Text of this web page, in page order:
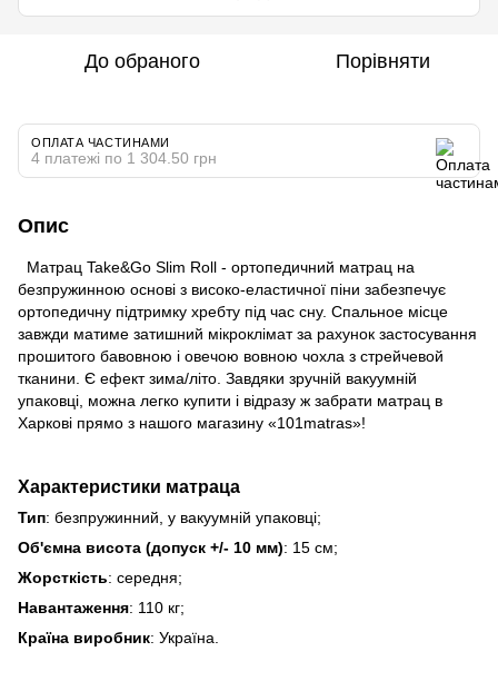
До обраного Порівняти
ОПЛАТА ЧАСТИНАМИ
4 платежі по 1 304.50 грн
Опис
Матрац Take&Go Slim Roll - ортопедичний матрац на
безпружинною основі з високо-еластичної піни забезпечує
ортопедичну підтримку хребту під час сну. Cпальное місце
завжди матиме затишний мікроклімат за рахунок застосування
прошитого бавовною і овечою вовною чохла з стрейчевой
тканини. Є ефект зима/літо. Завдяки зручній вакуумній
упаковці, можна легко купити і відразу ж забрати матрац в
Харкові прямо з нашого магазину «101matras»!
Характеристики матраца
Тип: безпружинний, у вакуумній упаковці;
Об'ємна висота (допуск +/- 10 мм): 15 см;
Жорсткість: середня;
Навантаження: 110 кг;
Країна виробник: Україна.